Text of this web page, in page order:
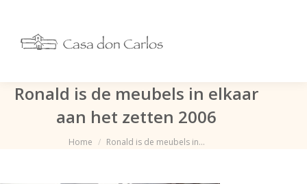
Ronald is de meubels in elkaar
aan het zetten 2006
Je bent hier:
Home Ronald is de meubels in…